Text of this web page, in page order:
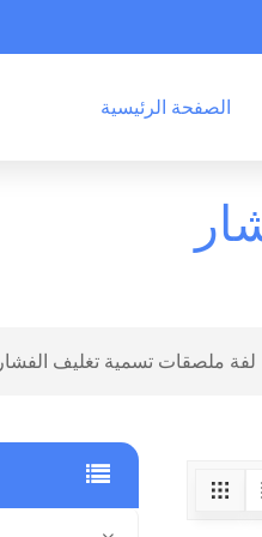
الصفحة الرئيسية
لفة ملصقات تسمية تغليف الفشار